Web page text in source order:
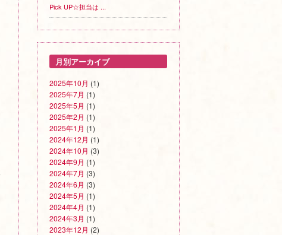
Pick UP☆担当は ...
月別アーカイブ
2025年10月 (1)
2025年7月 (1)
2025年5月 (1)
2025年2月 (1)
2025年1月 (1)
2024年12月 (1)
2024年10月 (3)
2024年9月 (1)
2024年7月 (3)
2024年6月 (3)
2024年5月 (1)
2024年4月 (1)
2024年3月 (1)
2023年12月 (2)